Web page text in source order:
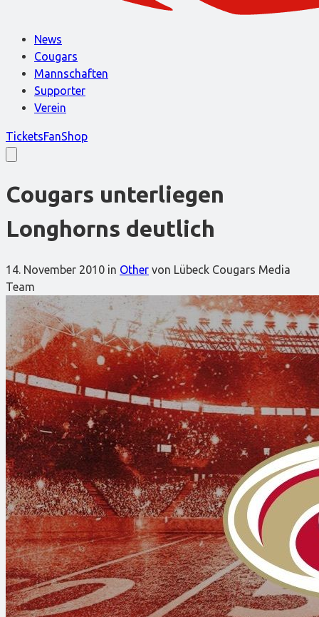
News
Cougars
Mannschaften
Supporter
Verein
TicketsFanShop
Cougars unterliegen
Longhorns deutlich
14. November 2010 in Other von Lübeck Cougars Media
Team